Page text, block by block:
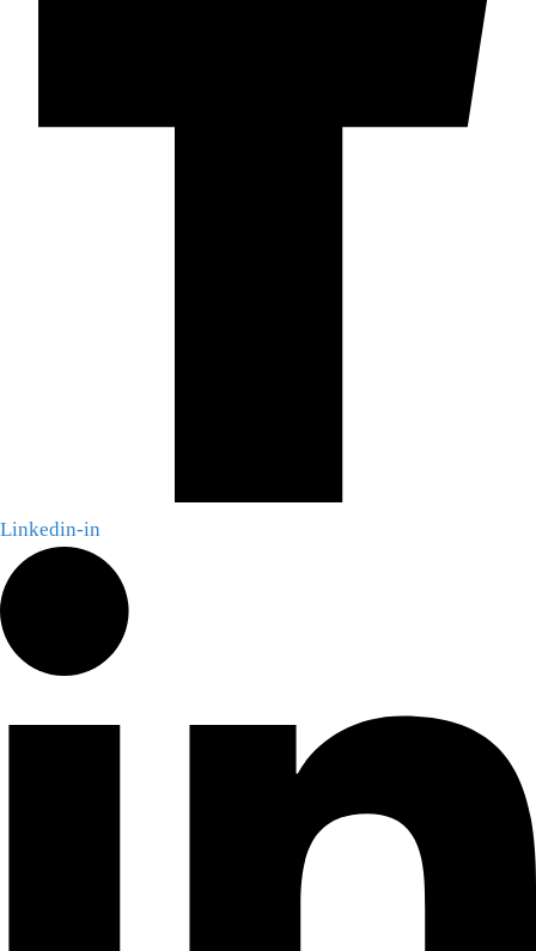
Linkedin-in